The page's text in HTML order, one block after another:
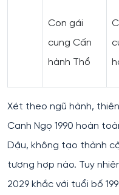
Con gái
cung Cấn
hành Thổ
Xét theo ngũ hành,
Canh Ngọ 1990 hoàn
Dậu, không tạo thành
tương hợp nào. Tuy
2029 khắc với tuổi bố